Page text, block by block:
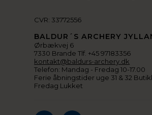
CVR: 33772556
BALDUR´S ARCHERY
Ørbækvej 6
7330 Brande Tlf. +45 97183356
kontakt@baldurs-archery.dk
Telefon: Mandag - Fredag 10-17.00
Ferie åbningstider uge 31 & 32
Fredag Lukket